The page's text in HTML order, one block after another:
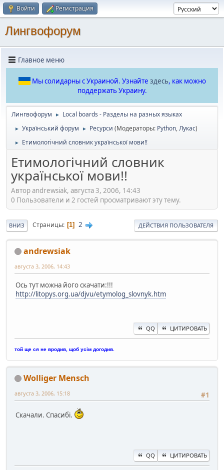
Войти Регистрация
Лингвофорум
Главное меню
Мы солидарны с Украиной. Узнайте здесь, как можно
поддержать Украину.
Лингвофорум ► Local boards - Разделы на разных языках
► Український форум ► Ресурси (Модераторы: Python,Лукас)
► Етимологічний словник української мови!!
Етимологічний словник
української мови!!
Автор andrewsiak, августа 3, 2006, 14:43
0 Пользователи и 2 гостей просматривают эту тему.
ВНИЗ Страницы 1 2 ДЕЙСТВИЯ ПОЛЬЗОВАТЕЛЯ
andrewsiak
августа 3, 2006, 14:43
Ось тут можна його скачати:!!!
http://litopys.org.ua/djvu/etymolog_slovnyk.htm
QQ ЦИТИРОВАТЬ
той ще ся не вродив, щоб усім догодив.
Wolliger Mensch
#1
августа 3, 2006, 15:18
Скачали. Спасибі.
QQ ЦИТИРОВАТЬ